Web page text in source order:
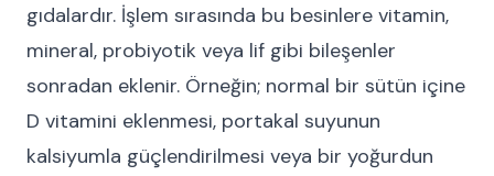
gıdalardır. İşlem sırasında bu besinlere vitamin,
mineral, probiyotik veya lif gibi bileşenler
sonradan eklenir. Örneğin; normal bir sütün içine
D vitamini eklenmesi, portakal suyunun
kalsiyumla güçlendirilmesi veya bir yoğurdun